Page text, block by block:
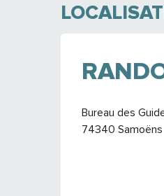
Bureau des
74340 Samoëns